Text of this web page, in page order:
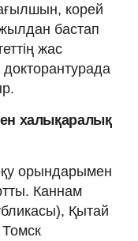
корей
бастап
жас
халықаралық
орындарымен
Каннам
Қытай